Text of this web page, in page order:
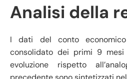
Analisi della
I dati del conto
consolidato dei primi 9
evoluzione rispetto